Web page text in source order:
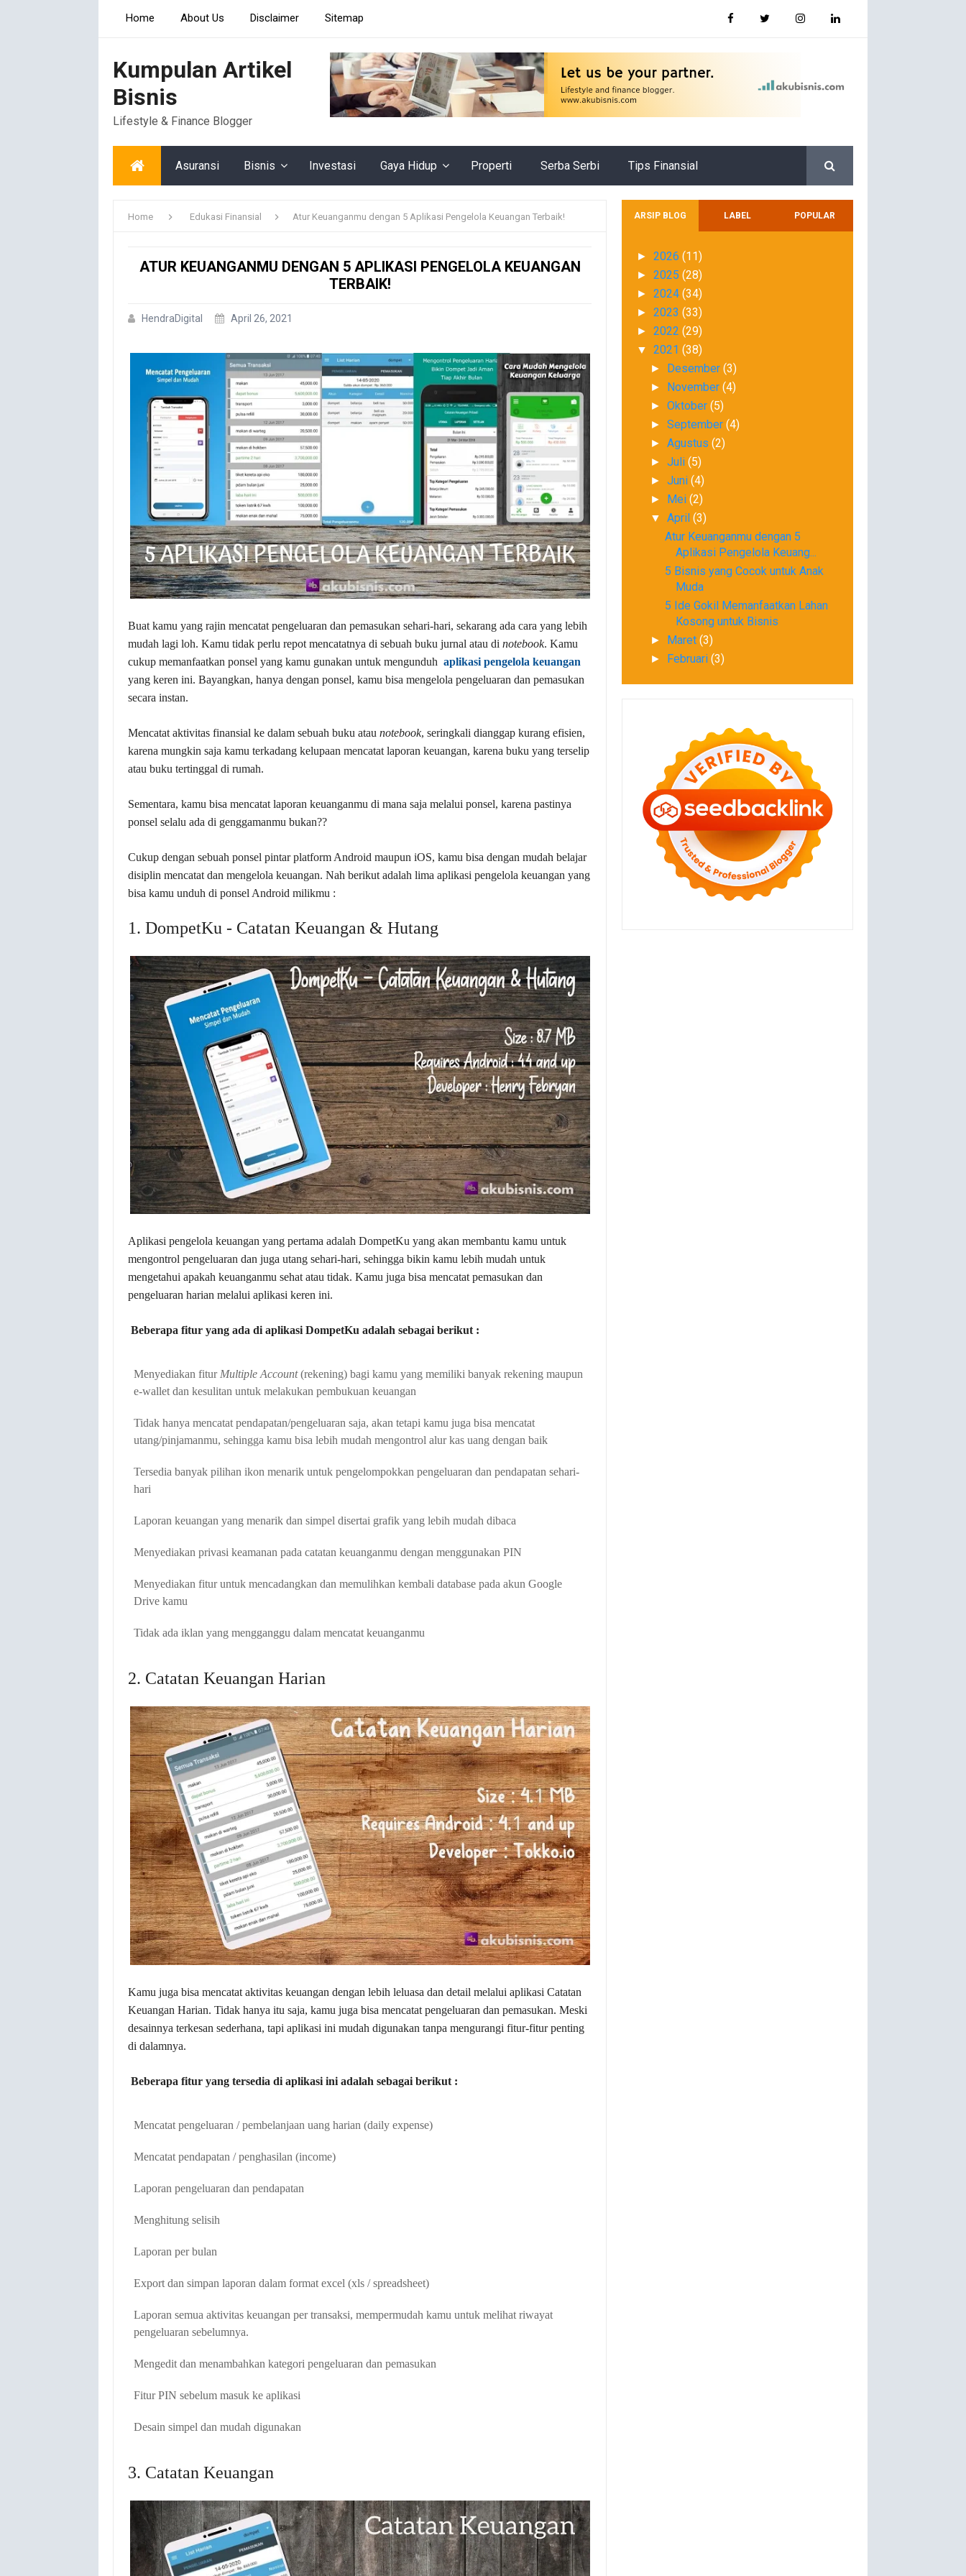
Home About Us Disclaimer Sitemap
Kumpulan Artikel
Bisnis
Lifestyle & Finance Blogger
Asuransi Bisnis Investasi Gaya Hidup Properti Serba Serbi Tips Finansial
Home Edukasi Finansial Atur Keuanganmu dengan 5 Aplikasi Pengelola Keuangan Terbaik!
ATUR KEUANGANMU DENGAN 5 APLIKASI PENGELOLA KEUANGAN
TERBAIK!
HendraDigital April 26, 2021
Buat kamu yang rajin mencatat pengeluaran dan pemasukan sehari-hari, sekarang ada cara yang lebih
mudah lagi loh. Kamu tidak perlu repot mencatatnya di sebuah buku jurnal atau di notebook. Kamu
cukup memanfaatkan ponsel yang kamu gunakan untuk mengunduh aplikasi pengelola keuangan
yang keren ini. Bayangkan, hanya dengan ponsel, kamu bisa mengelola pengeluaran dan pemasukan
secara instan.
Mencatat aktivitas finansial ke dalam sebuah buku atau notebook, seringkali dianggap kurang efisien,
karena mungkin saja kamu terkadang kelupaan mencatat laporan keuangan, karena buku yang terselip
atau buku tertinggal di rumah.
Sementara, kamu bisa mencatat laporan keuanganmu di mana saja melalui ponsel, karena pastinya
ponsel selalu ada di genggamanmu bukan??
Cukup dengan sebuah ponsel pintar platform Android maupun iOS, kamu bisa dengan mudah belajar
disiplin mencatat dan mengelola keuangan. Nah berikut adalah lima aplikasi pengelola keuangan yang
bisa kamu unduh di ponsel Android milikmu :
1. DompetKu - Catatan Keuangan & Hutang
Aplikasi pengelola keuangan yang pertama adalah DompetKu yang akan membantu kamu untuk
mengontrol pengeluaran dan juga utang sehari-hari, sehingga bikin kamu lebih mudah untuk
mengetahui apakah keuanganmu sehat atau tidak. Kamu juga bisa mencatat pemasukan dan
pengeluaran harian melalui aplikasi keren ini.
Beberapa fitur yang ada di aplikasi DompetKu adalah sebagai berikut :
Menyediakan fitur Multiple Account(rekening) bagi kamu yang memiliki banyak rekening maupun
e-wallet dan kesulitan untuk melakukan pembukuan keuangan
Tidak hanya mencatat pendapatan/pengeluaran saja, akan tetapi kamu juga bisa mencatat
utang/pinjamanmu, sehingga kamu bisa lebih mudah mengontrol alur kas uang dengan baik
Tersedia banyak pilihan ikon menarik untuk pengelompokkan pengeluaran dan pendapatan sehari-
hari
Laporan keuangan yang menarik dan simpel disertai grafik yang lebih mudah dibaca
Menyediakan privasi keamanan pada catatan keuanganmu dengan menggunakan PIN
Menyediakan fitur untuk mencadangkan dan memulihkan kembali database pada akun Google
Drive kamu
Tidak ada iklan yang mengganggu dalam mencatat keuanganmu
2. Catatan Keuangan Harian
Kamu juga bisa mencatat aktivitas keuangan dengan lebih leluasa dan detail melalui aplikasi Catatan
Keuangan Harian. Tidak hanya itu saja, kamu juga bisa mencatat pengeluaran dan pemasukan. Meski
desainnya terkesan sederhana, tapi aplikasi ini mudah digunakan tanpa mengurangi fitur-fitur penting
di dalamnya.
Beberapa fitur yang tersedia di aplikasi ini adalah sebagai berikut :
Mencatat pengeluaran / pembelanjaan uang harian (daily expense)
Mencatat pendapatan / penghasilan (income)
Laporan pengeluaran dan pendapatan
Menghitung selisih
Laporan per bulan
Export dan simpan laporan dalam format excel (xls / spreadsheet)
Laporan semua aktivitas keuangan per transaksi, mempermudah kamu untuk melihat riwayat
pengeluaran sebelumnya.
Mengedit dan menambahkan kategori pengeluaran dan pemasukan
Fitur PIN sebelum masuk ke aplikasi
Desain simpel dan mudah digunakan
3. Catatan Keuangan
ARSIP BLOG LABEL POPULAR
► 2026 (11)
► 2025 (28)
► 2024 (34)
► 2023 (33)
► 2022 (29)
▼ 2021 (38)
► Desember (3)
► November (4)
► Oktober (5)
► September (4)
► Agustus (2)
► Juli (5)
► Juni (4)
► Mei (2)
▼ April (3)
Atur Keuanganmu dengan 5
Aplikasi Pengelola Keuang...
5 Bisnis yang Cocok untuk Anak
Muda
5 Ide Gokil Memanfaatkan Lahan
Kosong untuk Bisnis
► Maret (3)
► Februari (3)